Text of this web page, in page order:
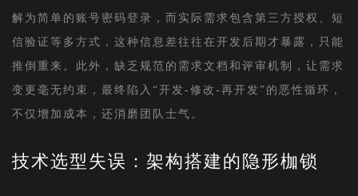
解为简单的账号密码登录，而实际需求包含第三方授权、短
信验证等多方式，这种信息差往往在开发后期才暴露，只能
推倒重来。此外，缺乏规范的需求文档和评审机制，让需求
变更毫无约束，最终陷入“开发-修改-再开发”的恶性循环，
不仅增加成本，还消磨团队士气。
技术选型失误：架构搭建的隐形枷锁